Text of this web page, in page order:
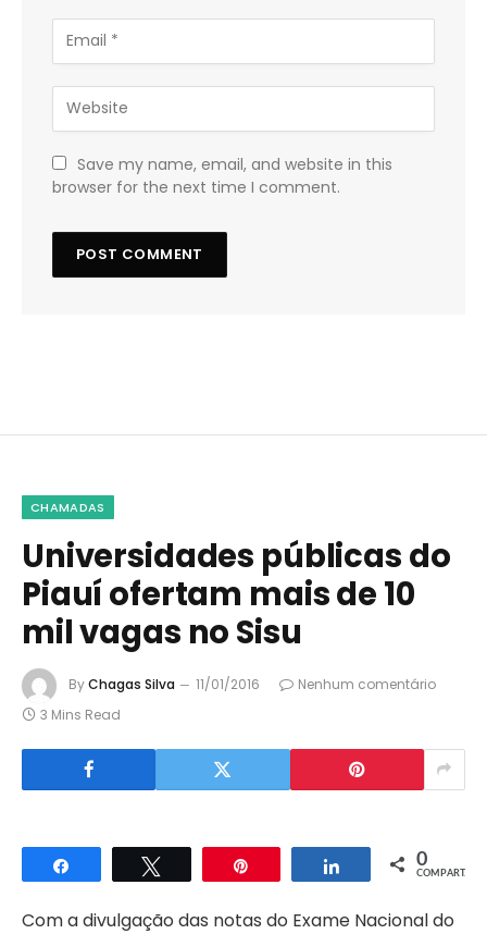
Save my name, email, and website in this
browser for the next time I comment.
CHAMADAS
Universidades públicas do
Piauí ofertam mais de 10
mil vagas no Sisu
ByChagas Silva 11/01/2016
Nenhum comentário
3 Mins Read
Compartilhar Compartilhar
0
COMPART.
Com a divulgação das notas do Exame Nacional do